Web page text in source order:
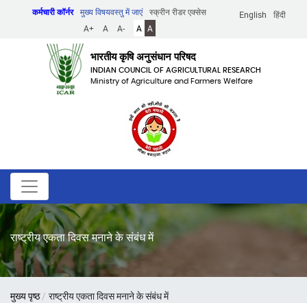
English हिंदी
कर्मचारी कॉर्नर मुख्य विषयवस्तु में जाएं
स्क्रीन रीडर एक्सेस
A+
A A- A A
भारतीय कृषि अनुसंधान परिषद
INDIAN COUNCIL OF AGRICULTURAL RESEARCH
Ministry of Agriculture and Farmers Welfare
राष्ट्रीय एकता दिवस मनाने के संबंध में
पग
मुख्य पृष्ठ राष्ट्रीय एकता दिवस मनाने के संबंध में